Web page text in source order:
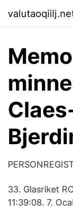
33. Glasriket
11:39:08. 7.